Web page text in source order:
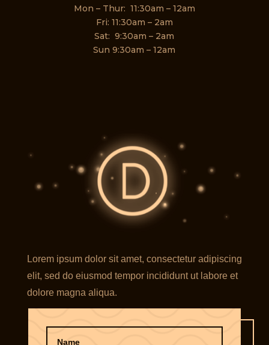
Mon – Thur: 11:30am – 12am
Fri: 11:30am – 2am
Sat: 9:30am – 2am
Sun 9:30am – 12am
Lorem ipsum dolor sit amet, consectetur adipiscing
elit, sed do eiusmod tempor incididunt ut labore et
dolore magna aliqua.